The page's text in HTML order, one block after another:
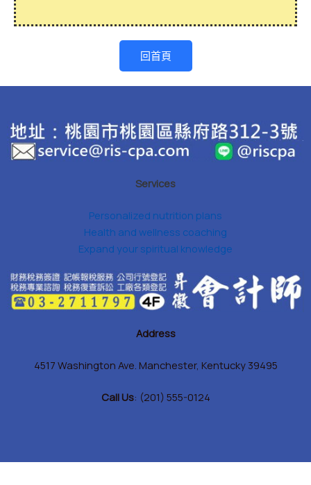
回首頁
Services
Personalized nutrition plans
Health and wellness coaching
Expand your spiritual knowledge
Address
4517 Washington Ave. Manchester, Kentucky 39495
Call Us: (201) 555-0124